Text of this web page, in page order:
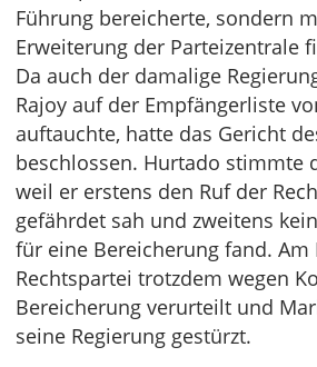
Führung bereicherte, sondern
Erweiterung der Parteizentrale
Da auch der damalige
Rajoy auf der Empfängerliste
auftauchte, hatte das Gericht
beschlossen. Hurtado stimmte
weil er erstens den Ruf der
gefährdet sah und zweitens
für eine Bereicherung fand. Am
Rechtspartei trotzdem wegen
Bereicherung verurteilt und
seine Regierung gestürzt.